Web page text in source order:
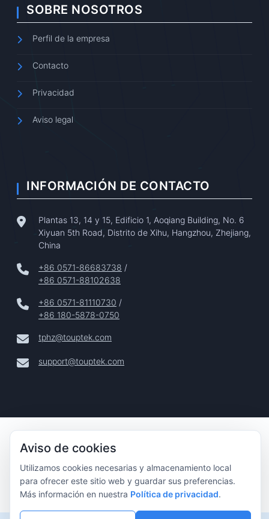
SOBRE NOSOTROS
Perfil de la empresa
Contacto
Privacidad
Aviso legal
INFORMACIÓN DE CONTACTO
Plantas 13, 14 y 15, Edificio 1, Aoqiang Building, No. 6
Xiyuan 5th Road, Distrito de Xihu, Hangzhou, Zhejiang,
China
+86 0571-86683738 /
+86 0571-88102638
+86 0571-81110730 /
+86 180-5878-0750
tphz@touptek.com
support@touptek.com
Copyright © 2024–2026 Hangzhou ToupTek Photonics Co.,
Ltd. Todos Los Derechos Reservados |
Privacidad
|
Aviso Legal
Aviso de cookies
Utilizamos cookies necesarias y almacenamiento local
para ofrecer este sitio web y guardar sus preferencias.
Más información en nuestra Política de privacidad.